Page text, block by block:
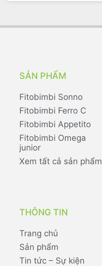
SẢN PHẨM
Fitobimbi Sonno
Fitobimbi Ferro C
Fitobimbi Appetito
Fitobimbi Omega
junior
Xem tất cả sản phẩm
THÔNG TIN
Trang chủ
Sản phẩm
Tin tức – Sự kiện